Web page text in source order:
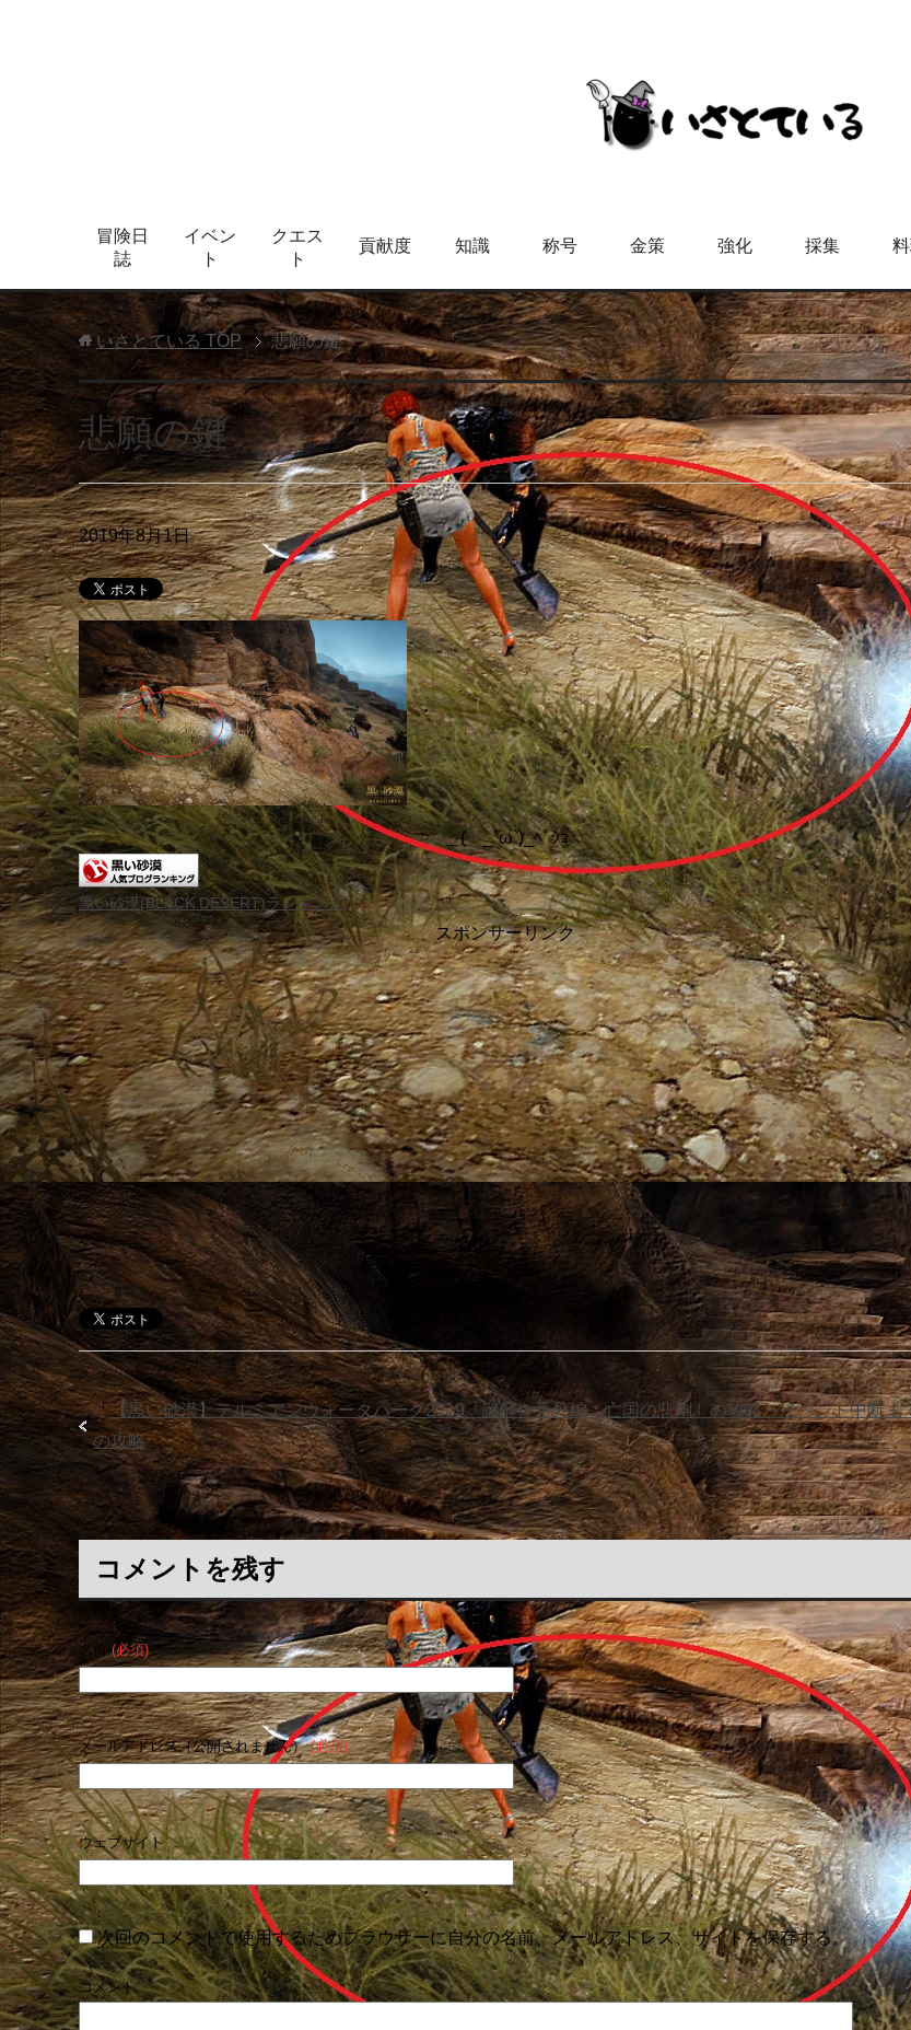
冒険日
誌
イベン
ト
クエス
ト
貢献度 知識 称号 金策 強化 採集
いさとている TOP 悲願の鍵
悲願の鍵
2019年8月1日
＿( _´ω`)_ﾍﾟｼｮ
黒い砂漠(BLACK DESERT)ランキング
スポンサーリンク
「【黒い砂漠】テルミアンウォータパーク2019「謎解き番外編：亡国の悲劇」の攻略・イベント中断ま
の攻略」
コメントを残す
名前(必須)
メールアドレス（公開されません）(必須)
ウェブサイト
次回のコメントで使用するためブラウザーに自分の名前、メールアドレス、サイトを保存する。
コメント